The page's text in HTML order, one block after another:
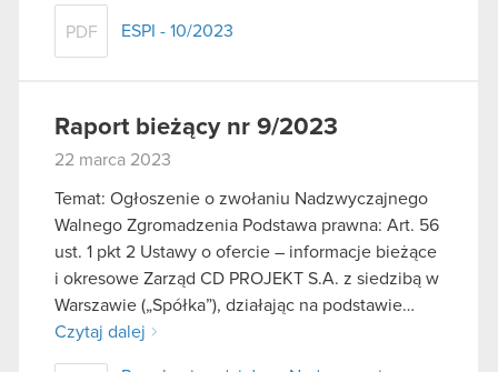
PDF ESPI - 10/2023
Raport bieżący nr 9/2023
22 marca 2023
Temat: Ogłoszenie o zwołaniu Nadzwyczajnego
Walnego Zgromadzenia Podstawa prawna: Art. 56
ust. 1 pkt 2 Ustawy o ofercie – informacje bieżące
i okresowe Zarząd CD PROJEKT S.A. z siedzibą w
Warszawie („Spółka”), działając na podstawie…
Czytaj dalej